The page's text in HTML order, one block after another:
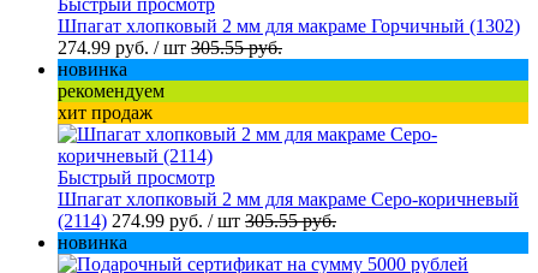
Шпагат хлопковый 2 мм для макраме Горчичный (1302)
274.99 руб. / шт 305.55 руб.
новинка
рекомендуем
хит продаж
Быстрый просмотр
Шпагат хлопковый 2 мм для макраме Серо-коричневый
(2114) 274.99 руб. / шт 305.55 руб.
новинка